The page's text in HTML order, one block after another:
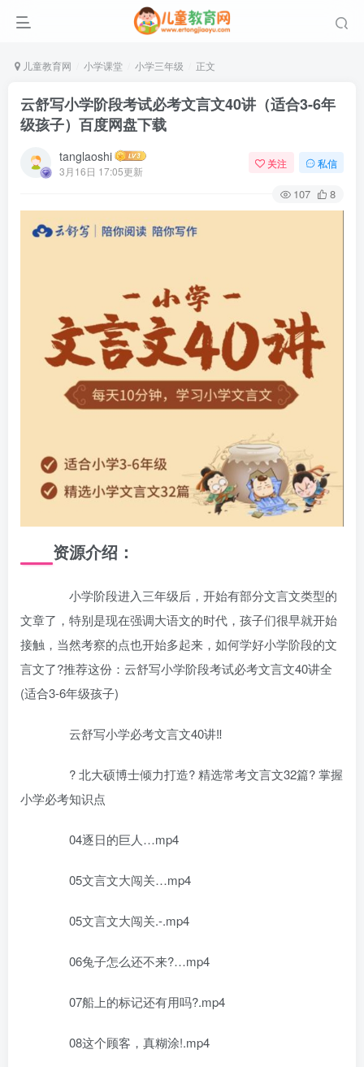
儿童教育网 小学课堂 小学三年级 正文
云舒写小学阶段考试必考文言文40讲（适合3-6年
级孩子）百度网盘下载
tanglaoshi
3月16日 17:05更新
关注 私信
107 8
资源介绍：
小学阶段进入三年级后，开始有部分文言文类型的
文章了，特别是现在强调大语文的时代，孩子们很早就开始
接触，当然考察的点也开始多起来，如何学好小学阶段的文
言文了?推荐这份：云舒写小学阶段考试必考文言文40讲全
(适合3-6年级孩子)
云舒写小学必考文言文40讲‼
? 北大硕博士倾力打造? 精选常考文言文32篇? 掌握
小学必考知识点
04逐日的巨人…mp4
05文言文大闯关…mp4
05文言文大闯关.-.mp4
06兔子怎么还不来?…mp4
07船上的标记还有用吗?.mp4
08这个顾客，真糊涂!.mp4